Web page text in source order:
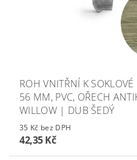
ROH VNITŘNÍ K
56 MM, PVC, OŘECH
WILLOW | DUB ŠEDÝ
35 Kč bez DPH
42,35 Kč